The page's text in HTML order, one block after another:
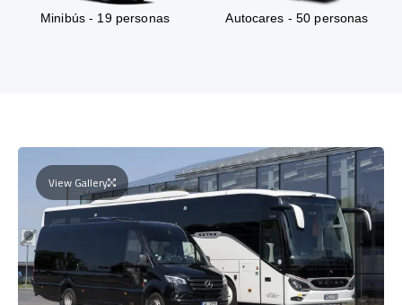
Minibús - 19 personas Autocares - 50 personas
View Gallery